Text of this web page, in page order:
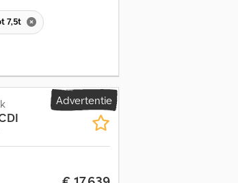
7,5t
Advertentie